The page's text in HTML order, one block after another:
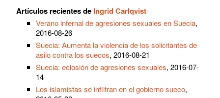
Artículos recientes de Ingrid Carlqvist
Verano infernal de agresiones sexuales en Suecia,
2016-08-26
Suecia: Aumenta la violencia de los solicitantes de
asilo contra los suecos, 2016-08-21
Suecia: eclosión de agresiones sexuales, 2016-07-
14
Los islamistas se infiltran en el gobierno sueco,